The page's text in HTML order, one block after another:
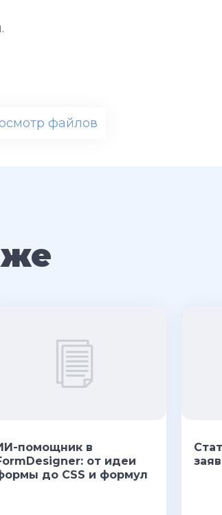
файлов
помощник в
от идеи
до CSS и формул